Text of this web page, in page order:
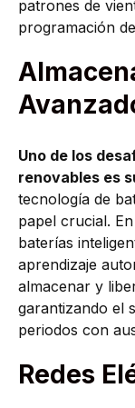
patrones de
programación
Uno de los
renovables es
tecnología de
papel crucial.
baterías
aprendizaje
almacenar y
garantizando el
periodos con
Redes